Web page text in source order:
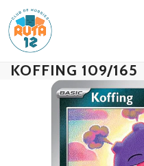
KOFFING 109/165